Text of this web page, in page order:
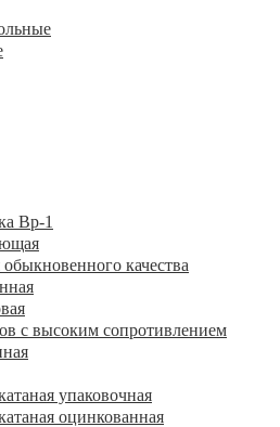
Вр-1
обыкновенного качества
с высоким сопротивлением
упаковочная
оцинкованная